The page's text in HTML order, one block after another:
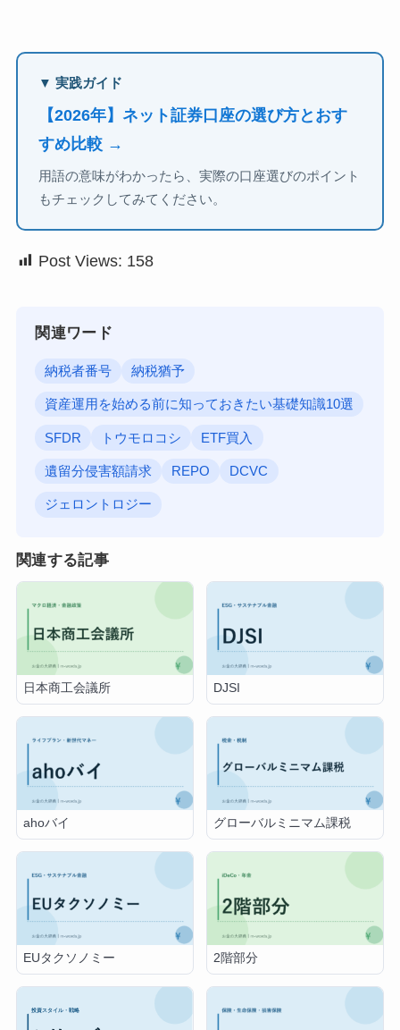
▼ 実践ガイド
【2026年】ネット証券口座の選び方とおす
すめ比較 →
用語の意味がわかったら、実際の口座選びのポイント
もチェックしてみてください。
Post Views: 158
関連ワード
納税者番号 納税猶予
資産運用を始める前に知っておきたい基礎知識10選
SFDR トウモロコシ ETF買入
遺留分侵害額請求 REPO DCVC
ジェロントロジー
関連する記事
日本商工会議所 DJSI
ahoバイ グローバルミニマム課税
EUタクソノミー 2階部分